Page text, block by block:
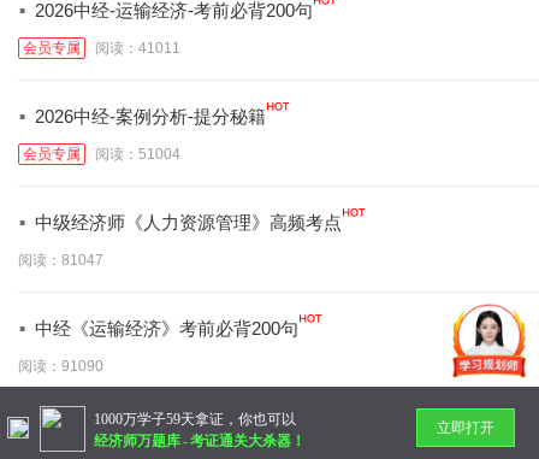
· 2026中经-运输经济-考前必背200句
会员专属 阅读：41011
· 2026中经-案例分析-提分秘籍
会员专属 阅读：51004
· 中级经济师《人力资源管理》高频考点
阅读：81047
· 中经《运输经济》考前必背200句
阅读：91090
暂无更多
1000万学子59天拿证，你也可以
经济师万题库-考证通关大杀器！
立即打开